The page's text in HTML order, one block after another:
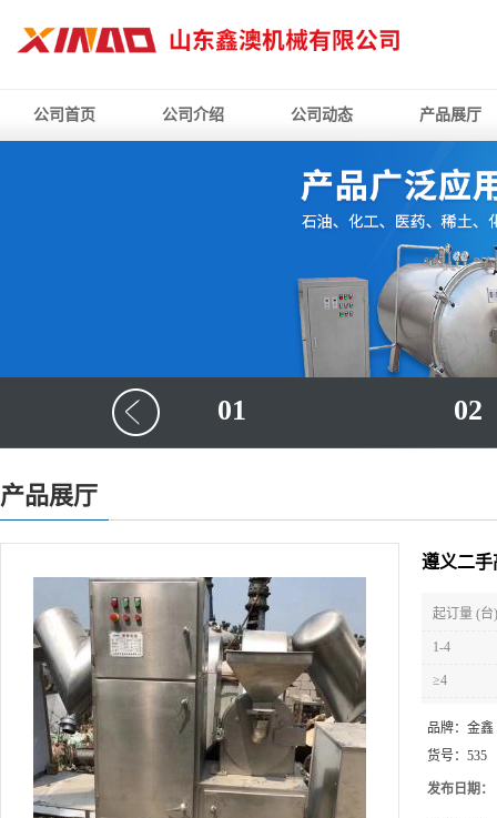
公司首页 公司介绍 公司动态 产品展厅
01 02
产品展厅
遵义二手
起订量 (台)
1-4
≥4
品牌： 金鑫
货号： 535
发布日期：